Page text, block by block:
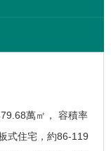
萬㎡， 容積率
式住宅，約86-119